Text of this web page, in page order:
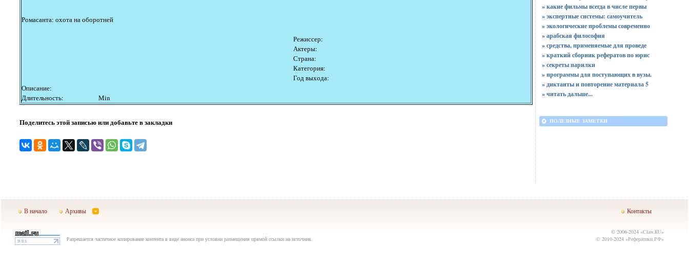
Ромасанта: охота на оборотней
Режиссер:
Актеры:
Страна:
Категория:
Год выхода:
Описание:
Длительность:
Min
Поделитесь этой записью или добавьте в закладки
» какие фильмы всегда в числе первы
» экспертные системы: самоучитель
» экологические проблемы современно
» арабская философия
» средства, применяемые для проведе
» краткий сборник рефератов по юрис
» секреты парилки
» программы для поступающих в вузы.
» диктанты и повторение материала 5
»читать дальше...
ПОЛЕЗНЫЕ ЗАМЕТКИ
В начало Архивы Контакты
Разрешается частичное копирование контента в виде анонса при условии размещения прямой ссылки на источник.
© 2006-2024 «Claw.RU»
© 2010-2024 «Рефератики.РФ»